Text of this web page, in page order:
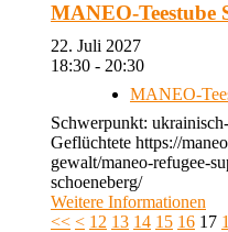
MANEO-Teestube
22. Juli 2027
18:30 - 20:30
MANEO-
Schwerpunkt:
Geflüchtete https://
gewalt/maneo-refugee-
schoeneberg/
Weitere Informationen
<< < 12 13 14 15 16 17